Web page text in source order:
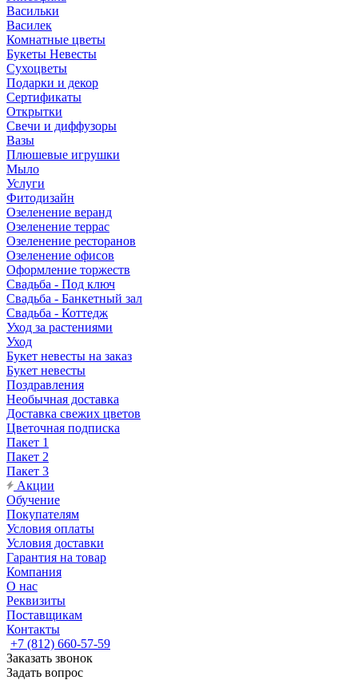
Васильки
Василек
Комнатные цветы
Букеты Невесты
Сухоцветы
Подарки и декор
Сертификаты
Открытки
Свечи и диффузоры
Вазы
Плюшевые игрушки
Мыло
Услуги
Фитодизайн
Озеленение веранд
Озеленение террас
Озеленение ресторанов
Озеленение офисов
Оформление торжеств
Свадьба - Под ключ
Свадьба - Банкетный зал
Свадьба - Коттедж
Уход за растениями
Уход
Букет невесты на заказ
Букет невесты
Поздравления
Необычная доставка
Доставка свежих цветов
Цветочная подписка
Пакет 1
Пакет 2
Пакет 3
Акции
Обучение
Покупателям
Условия оплаты
Условия доставки
Гарантия на товар
Компания
О нас
Реквизиты
Поставщикам
Контакты
+7 (812) 660-57-59
Заказать звонок
Задать вопрос